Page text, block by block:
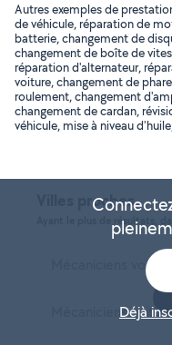
Autres exemples de
de véhicule, réparation de
batterie, changement de
changement de boîte de
réparation d'alternateur,
voiture, changement de
roulement, changement
changement de cardan,
véhicule, mise à niveau
Villes proches
Ayant le plus de résultats,
Mécaniciens
MécaniciensDéjà